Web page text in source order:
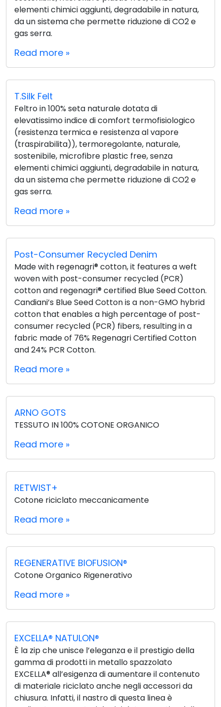
elementi chimici aggiunti, degradabile in natura,
da un sistema che permette riduzione di CO2 e
gas serra.
Read more »
T.Silk Felt
Feltro in 100% seta naturale dotata di
elevatissimo indice di comfort termofisiologico
(resistenza termica e resistenza al vapore
(traspirabilita)), termoregolante, naturale,
sostenibile, microfibre plastic free, senza
elementi chimici aggiunti, degradabile in natura,
da un sistema che permette riduzione di CO2 e
gas serra.
Read more »
Post-Consumer Recycled Denim
Made with regenagri® cotton, it features a weft
woven with post-consumer recycled (PCR)
cotton and regenagri® certified Blue Seed Cotton.
Candiani’s Blue Seed Cotton is a non-GMO hybrid
cotton that enables a high percentage of post-
consumer recycled (PCR) fibers, resulting in a
fabric made of 76% Regenagri Certified Cotton
and 24% PCR Cotton.
Read more »
ARNO GOTS
TESSUTO IN 100% COTONE ORGANICO
Read more »
RETWIST+
Cotone riciclato meccanicamente
Read more »
REGENERATIVE BIOFUSION®
Cotone Organico Rigenerativo
Read more »
EXCELLA® NATULON®
È la zip che unisce l’eleganza e il prestigio della
gamma di prodotti in metallo spazzolato
EXCELLA® all’esigenza di aumentare il contenuto
di materiale riciclato anche negli accessori da
chiusura. Infatti, il nastro di questa linea è